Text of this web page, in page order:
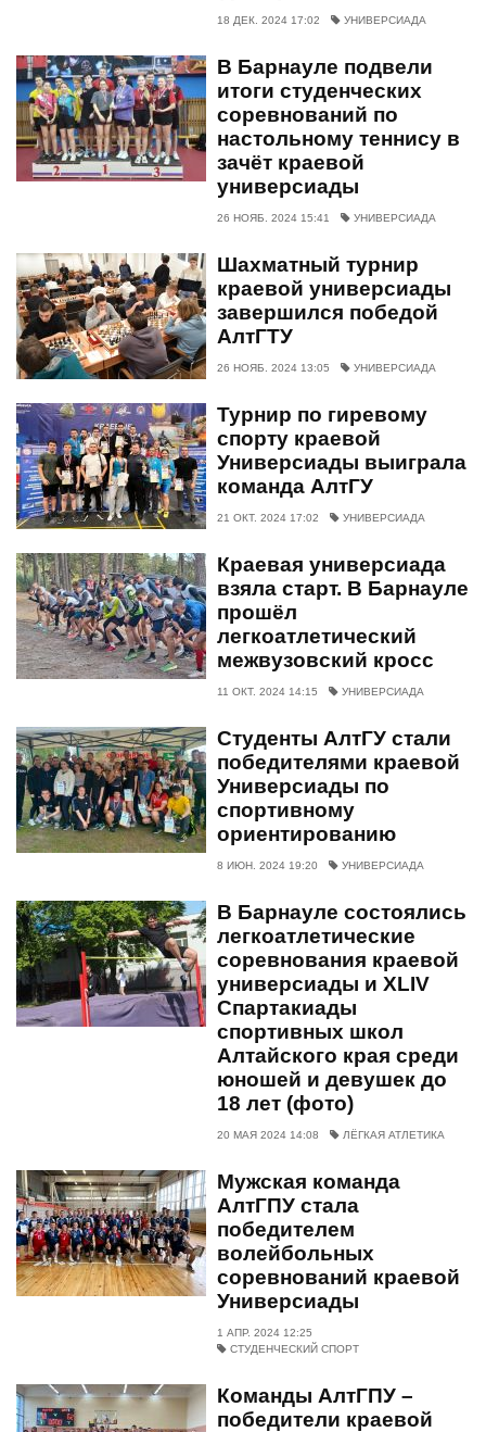
18 ДЕК. 2024 17:02 УНИВЕРСИАДА
В Барнауле подвели
итоги студенческих
соревнований по
настольному теннису в
зачёт краевой
универсиады
26 НОЯБ. 2024 15:41 УНИВЕРСИАДА
Шахматный турнир
краевой универсиады
завершился победой
АлтГТУ
26 НОЯБ. 2024 13:05 УНИВЕРСИАДА
Турнир по гиревому
спорту краевой
Универсиады выиграла
команда АлтГУ
21 ОКТ. 2024 17:02 УНИВЕРСИАДА
Краевая универсиада
взяла старт. В Барнауле
прошёл
легкоатлетический
межвузовский кросс
11 ОКТ. 2024 14:15 УНИВЕРСИАДА
Студенты АлтГУ стали
победителями краевой
Универсиады по
спортивному
ориентированию
8 ИЮН. 2024 19:20 УНИВЕРСИАДА
В Барнауле состоялись
легкоатлетические
соревнования краевой
универсиады и XLIV
Спартакиады
спортивных школ
Алтайского края среди
юношей и девушек до
18 лет (фото)
20 МАЯ 2024 14:08 ЛЁГКАЯ АТЛЕТИКА
Мужская команда
АлтГПУ стала
победителем
волейбольных
соревнований краевой
Универсиады
1 АПР. 2024 12:25
СТУДЕНЧЕСКИЙ СПОРТ
Команды АлтГПУ –
победители краевой